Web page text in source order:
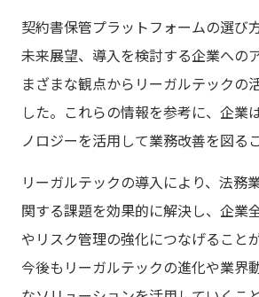
契約書保管プラットフォームの選び
未来展望、導入を検討する企業への
まざまな観点からリーガルテックの
した。これらの情報を参考に、企業
ノロジーを活用して業務改善を図る
リーガルテックの導入により、法務
関する課題を効果的に解決し、企業
やリスク管理の強化につなげること
今後もリーガルテックの進化や業界